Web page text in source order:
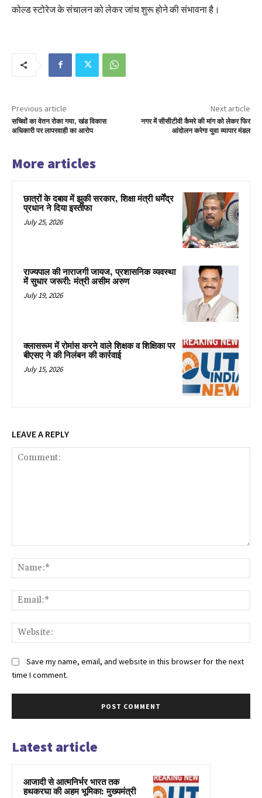
कोल्ड स्टोरेज के संचालन को लेकर जांच शुरू होने की संभावना है।
Previous article
सचिवों का वेतन रोका गया, खंड विकास
अधिकारी पर लापरवाही का आरोप
Next article
नगर में सीसीटीवी कैमरे की मांग को लेकर फिर
आंदोलन करेगा युवा व्यापार मंडल
More articles
छात्रों के दबाव में झुकी सरकार, शिक्षा मंत्री धर्मेंद्र
प्रधान ने दिया इस्तीफा
July 25, 2026
राज्यपाल की नाराजगी जायज, प्रशासनिक व्यवस्था
में सुधार जरूरी: मंत्री असीम अरुण
July 19, 2026
क्लासरूम में रोमांस करने वाले शिक्षक व शिक्षिका पर
बीएसए ने की निलंबन की कार्रवाई
July 15, 2026
LEAVE A REPLY
Save my name, email, and website in this browser for the next
time I comment.
Latest article
आजादी से आत्मनिर्भर भारत तक
हथकरघा की अहम भूमिका: मुख्यमंत्री